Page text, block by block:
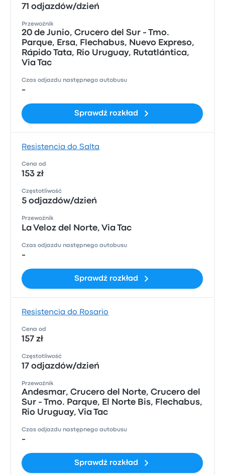
71 odjazdów/dzień
Przewoźnik
20 de Junio, Crucero del Sur - Tmo.
Parque, Ersa, Flechabus, Nuevo Expreso,
Rápido Tata, Rio Uruguay, Rutatlántica,
Via Tac
Czas odjazdu następnego autobusu
-
Sprawdź rozkład
Resistencia do Salta
Cena od
153 zł
Częstotliwość
5 odjazdów/dzień
Przewoźnik
La Veloz del Norte, Via Tac
Czas odjazdu następnego autobusu
-
Sprawdź rozkład
Resistencia do Rosario
Cena od
157 zł
Częstotliwość
17 odjazdów/dzień
Przewoźnik
Andesmar, Crucero del Norte, Crucero del
Sur - Tmo. Parque, El Norte Bis, Flechabus,
Rio Uruguay, Via Tac
Czas odjazdu następnego autobusu
-
Sprawdź rozkład